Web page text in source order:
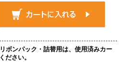
ボンパック・詰替用は、使用済みカー
ださい。